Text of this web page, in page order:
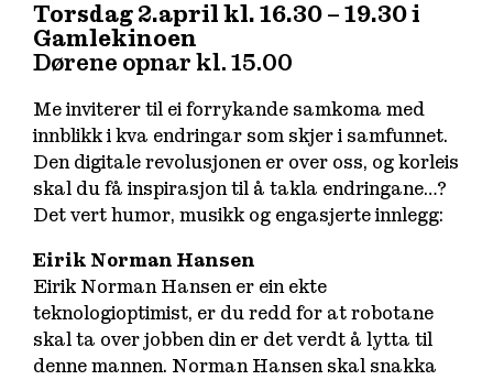
Torsdag 2.april kl. 16.30 – 19.30 i
Gamlekinoen
Dørene opnar kl. 15.00
Me inviterer til ei forrykande samkoma med
innblikk i kva endringar som skjer i samfunnet.
Den digitale revolusjonen er over oss, og korleis
skal du få inspirasjon til å takla endringane…?
Det vert humor, musikk og engasjerte innlegg:
Eirik Norman Hansen
Eirik Norman Hansen er ein ekte
teknologioptimist, er du redd for at robotane
skal ta over jobben din er det verdt å lytta til
denne mannen. Norman Hansen skal snakka